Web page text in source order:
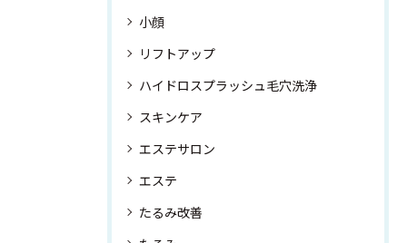
小顔
リフトアップ
ハイドロスプラッシュ毛穴洗浄
スキンケア
エステサロン
エステ
たるみ改善